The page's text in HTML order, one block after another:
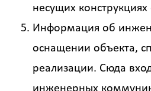
несущих конструкциях
Информация об
оснащении объекта,
реализации. Сюда
инженерных